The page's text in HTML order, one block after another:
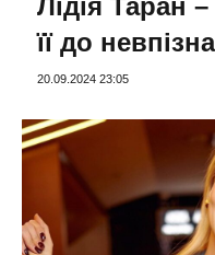
Лідія Таран
її до
20.09.2024 23:05